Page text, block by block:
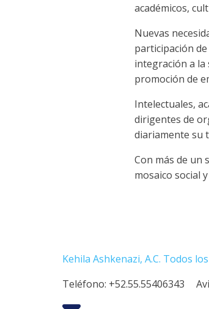
académicos,
Nuevas
participación
integración a la
promoción de
Intelectuales,
dirigentes de
diariamente su
Con más de un
mosaico social
Kehila Ashkenazi, A.C. Todos
Teléfono: +52.55.55406343